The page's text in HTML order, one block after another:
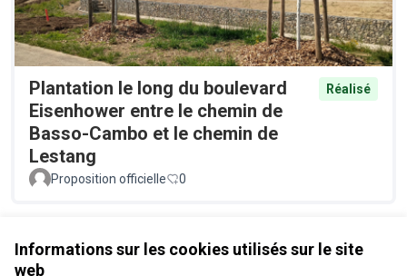
Informations sur les cookies utilisés sur le site
web
Plantation le long du boulevard
Eisenhower entre le chemin de
Basso-Cambo et le chemin de
Lestang
Réalisé
Proposition officielle 0